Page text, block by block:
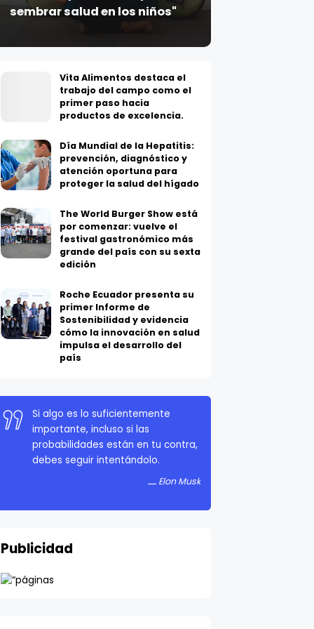
trabajo del campo como el
primer paso hacia
productos de excelencia.
prevención, diagnóstico y
atención oportuna para
proteger la salud del hígado
por comenzar: vuelve el
festival gastronómico más
grande del país con su sexta
edición
primer Informe de
Sostenibilidad y evidencia
cómo la innovación en salud
impulsa el desarrollo del
país
Si algo es lo suficientemente
importante, incluso si las
probabilidades están en tu contra,
debes seguir intentándolo.
Elon Musk